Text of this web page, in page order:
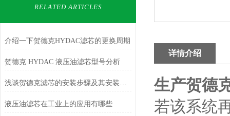
RELATED ARTICLES
介绍一下贺德克HYDAC滤芯的更换周期
贺德克 HYDAC 液压油滤芯型号分析
浅谈贺德克滤芯的安装步骤及其安装注意事项
液压油滤芯在工业上的应用有哪些
详情介绍
生产贺德
若该系统